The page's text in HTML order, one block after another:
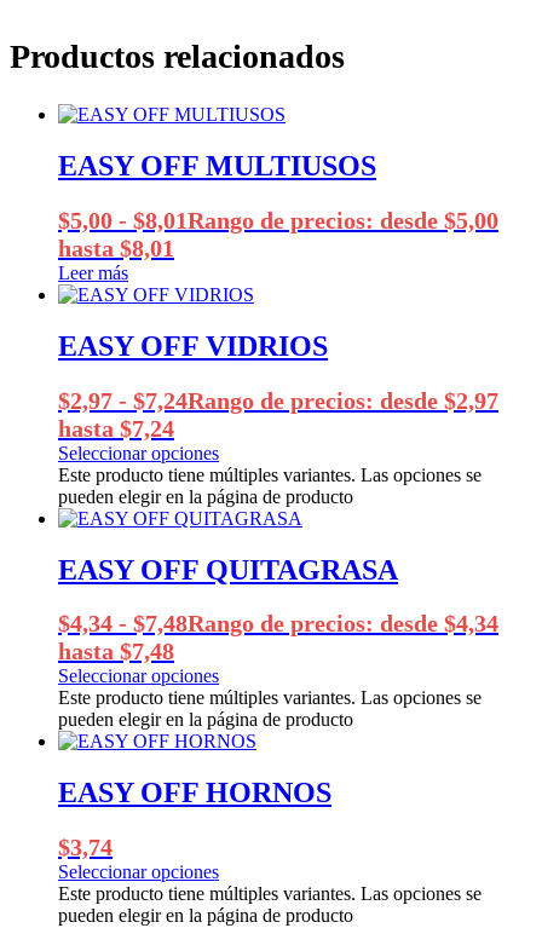
Productos relacionados
EASY OFF MULTIUSOS
$5,00 - $8,01Rango de precios: desde $5,00
hasta $8,01
Leer más
EASY OFF VIDRIOS
$2,97 - $7,24Rango de precios: desde $2,97
hasta $7,24
Seleccionar opciones
Este producto tiene múltiples variantes. Las opciones se
pueden elegir en la página de producto
EASY OFF QUITAGRASA
$4,34 - $7,48Rango de precios: desde $4,34
hasta $7,48
Seleccionar opciones
Este producto tiene múltiples variantes. Las opciones se
pueden elegir en la página de producto
EASY OFF HORNOS
$3,74
Seleccionar opciones
Este producto tiene múltiples variantes. Las opciones se
pueden elegir en la página de producto